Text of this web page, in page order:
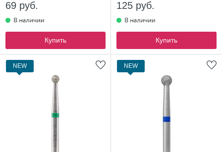
69 руб.
Купить
125 руб.
Купить
NEW NEW